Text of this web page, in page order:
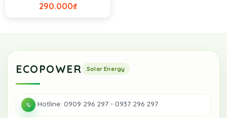
₫
290.000
ECOPOWER
Hotline: 0909 296 297 - 0937 296 297